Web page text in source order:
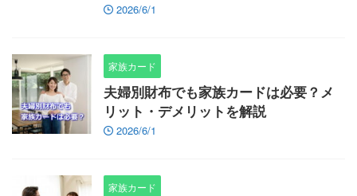
2026/6/1
家族カード
夫婦別財布でも家族カードは必要？メ
リット・デメリットを解説
2026/6/1
家族カード